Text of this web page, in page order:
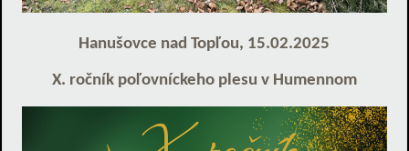
Hanušovce nad Topľou, 15.02.2025
X. ročník poľovníckeho plesu v Humennom